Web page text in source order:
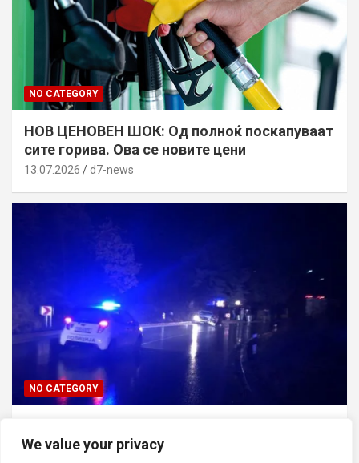
We value your privacy
NO CATEGORY
НОВ ЦЕНОВЕН ШОК: Од полноќ поскапуваат
сите горива. Ова се новите цени
13.07.2026 d7-news
NO CATEGORY
татко си откако ја нападнал неговата мајка